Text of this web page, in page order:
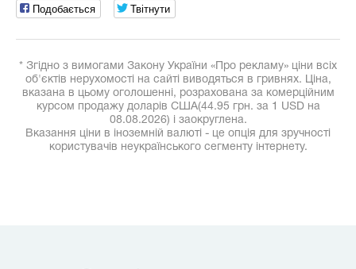
Подобається Твітнути
* Згідно з вимогами Закону України «Про рекламу» ціни всіх
об'єктів нерухомості на сайті виводяться в гривнях. Ціна,
вказана в цьому оголошенні, розрахована за комерційним
курсом продажу доларів США(44.95 грн. за 1 USD на
08.08.2026) і заокруглена.
Вказання ціни в іноземній валюті - це опція для зручності
користувачів неукраїнського сегменту інтернету.